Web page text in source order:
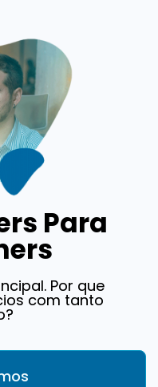
Para
Por que
com tanto